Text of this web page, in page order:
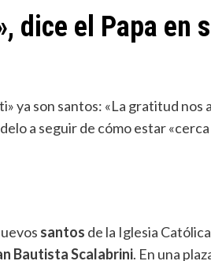
dice el Papa en
a seguir de cómo estar
santos de la Iglesia
Bautista Scalabrini. En una